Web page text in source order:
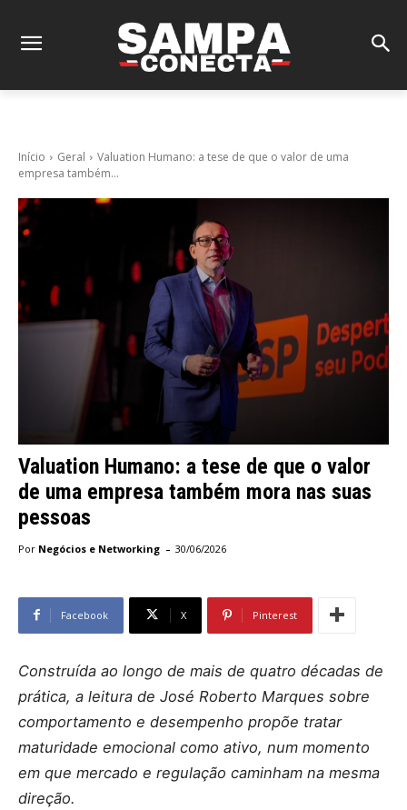
Início Geral
Valuation Humano: a tese de que o valor de uma
empresa também...
Valuation Humano: a tese de que o valor
de uma empresa também mora nas suas
pessoas
Por Negócios e Networking - 30/06/2026
Facebook X Pinterest
Construída ao longo de mais de quatro décadas de
prática, a leitura de José Roberto Marques sobre
comportamento e desempenho propõe tratar
maturidade emocional como ativo, num momento
em que mercado e regulação caminham na mesma
direção.